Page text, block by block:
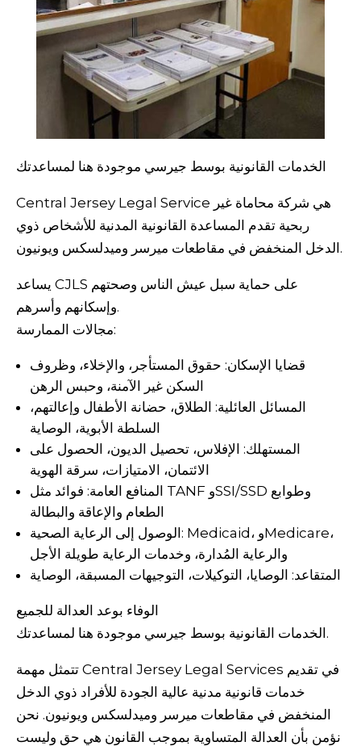
الخدمات القانونية بوسط جيرسي موجودة هنا لمساعدتك
Central Jersey Legal Service هي شركة محاماة غير
ربحية تقدم المساعدة القانونية المدنية للأشخاص ذوي
الدخل المنخفض في مقاطعات ميرسر وميدلسكس ويونيون.
يساعد CJLS على حماية سبل عيش الناس وصحتهم
وإسكانهم وأسرهم.
مجالات الممارسة:
قضايا الإسكان: حقوق المستأجر، والإخلاء، وظروف
السكن غير الآمنة، وحبس الرهن
المسائل العائلية: الطلاق، حضانة الأطفال وإعالتهم،
السلطة الأبوية، الوصاية
المستهلك: الإفلاس، تحصيل الديون، الحصول على
الائتمان، الامتيازات، سرقة الهوية
المنافع العامة: فوائد مثل TANF وSSI/SSD وطوابع
الطعام والإعاقة والبطالة
الوصول إلى الرعاية الصحية: Medicaid، وMedicare،
والرعاية المُدارة، وخدمات الرعاية طويلة الأجل
المتقاعد: الوصايا، التوكيلات، التوجيهات المسبقة، الوصاية
الوفاء بوعد العدالة للجميع
الخدمات القانونية بوسط جيرسي موجودة هنا لمساعدتك.
تتمثل مهمة Central Jersey Legal Services في تقديم
خدمات قانونية مدنية عالية الجودة للأفراد ذوي الدخل
المنخفض في مقاطعات ميرسر وميدلسكس ويونيون. نحن
نؤمن بأن العدالة المتساوية بموجب القانون هي حق وليست